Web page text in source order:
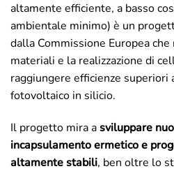
altamente efficiente, a basso
ambientale minimo) è un
dalla Commissione Europea
materiali e la realizzazione di
raggiungere efficienze superiori
fotovoltaico in silicio.
Il progetto mira asviluppare
incapsulamento ermetico e
altamente stabili, ben oltre lo